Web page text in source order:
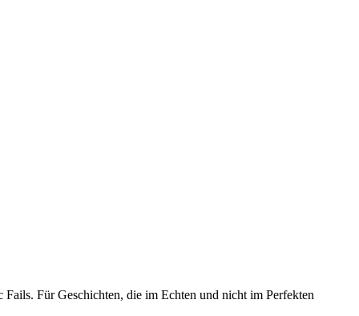
Für Geschichten, die im Echten und nicht im Perfekten